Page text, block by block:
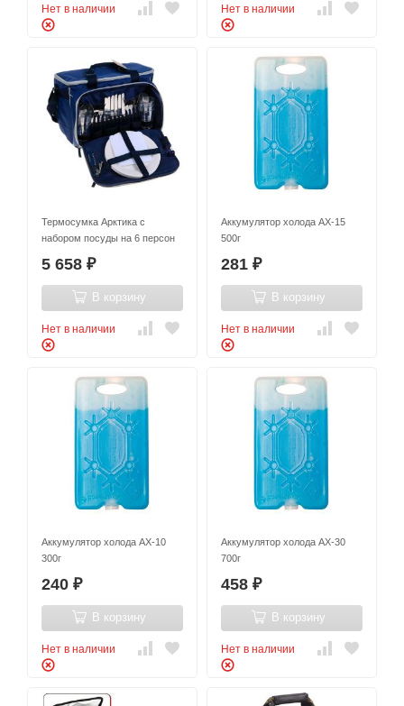
Нет в наличии Нет в наличии
Термосумка Арктика с
набором посуды на 6 персон
5 658 ₽
В корзину
Нет в наличии
Аккумулятор холода AX-15
500г
281 ₽
В корзину
Нет в наличии
Аккумулятор холода AX-10
300г
240 ₽
В корзину
Нет в наличии
Аккумулятор холода AX-30
700г
458 ₽
В корзину
Нет в наличии